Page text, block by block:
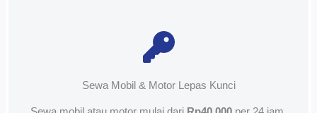
Sewa Mobil & Motor Lepas Kunci